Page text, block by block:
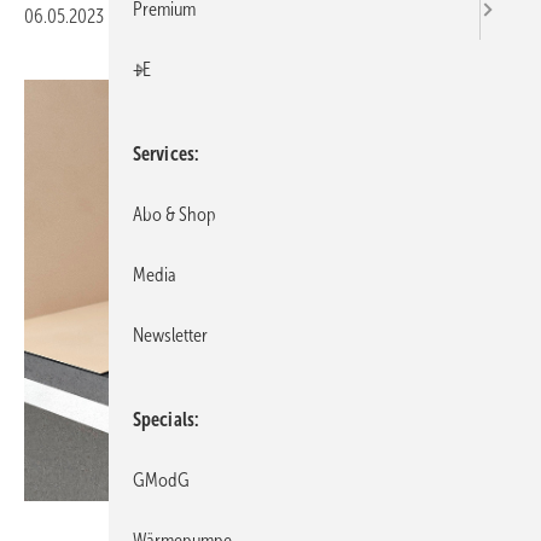
06.05.2023 Veröffentlicht in
Premium
+E
Services
Abo & Shop
Media
Newsletter
Specials
GModG